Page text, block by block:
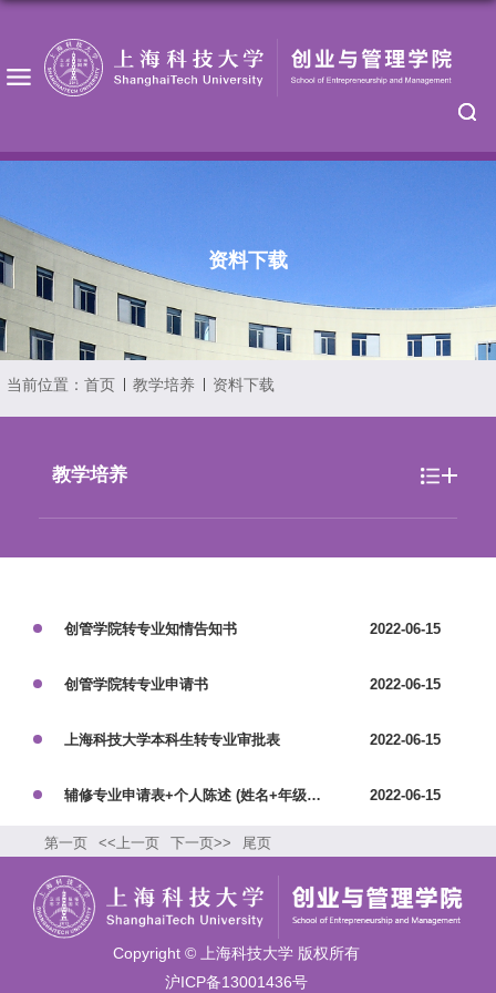
资料下载
当前位置： 首页 教学培养 资料下载
教学培养
创管学院转专业知情告知书 2022-06-15
创管学院转专业申请书 2022-06-15
上海科技大学本科生转专业审批表 2022-06-15
辅修专业申请表+个人陈述 (姓名+年级+学院) 2022-06-15
第一页 <<上一页 下一页>> 尾页
Copyright © 上海科技大学 版权所有
沪ICP备13001436号